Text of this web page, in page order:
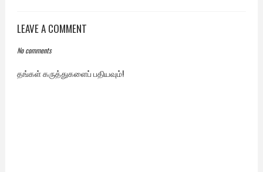
LEAVE A COMMENT
No comments
தங்கள் கருத்துகளைப் பதியவும்!